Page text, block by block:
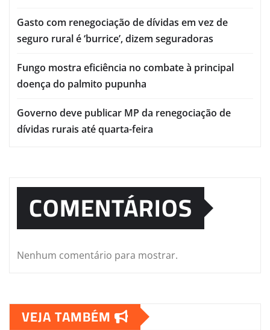
Gasto com renegociação de dívidas em vez de
seguro rural é ‘burrice’, dizem seguradoras
Fungo mostra eficiência no combate à principal
doença do palmito pupunha
Governo deve publicar MP da renegociação de
dívidas rurais até quarta-feira
COMENTÁRIOS
Nenhum comentário para mostrar.
VEJA TAMBÉM